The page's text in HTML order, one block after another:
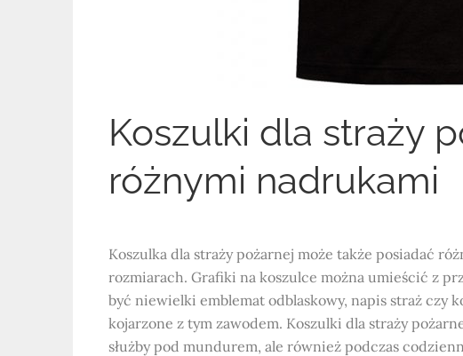
Koszulki dla straży
różnymi nadrukami
Koszulka dla straży pożarnej może także posiadać
rozmiarach. Grafiki na koszulce można umieścić z
być niewielki emblemat odblaskowy, napis straż czy
kojarzone z tym zawodem. Koszulki dla straży
służby pod mundurem, ale również podczas